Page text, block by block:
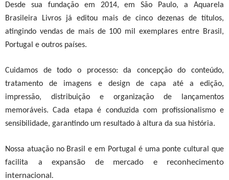
Desde sua fundação em 2014, em São Paulo, a Aquarela
Brasileira Livros já editou mais de cinco dezenas de títulos,
atingindo vendas de mais de 100 mil exemplares entre Brasil,
Portugal e outros países.
Cuidamos de todo o processo: da concepção do conteúdo,
tratamento de imagens e design de capa até a edição,
impressão, distribuição e organização de lançamentos
memoráveis. Cada etapa é conduzida com profissionalismo e
sensibilidade, garantindo um resultado à altura da sua história.
Nossa atuação no Brasil e em Portugal é uma ponte cultural que
facilita a
expansão de mercado e reconhecimento
internacional.